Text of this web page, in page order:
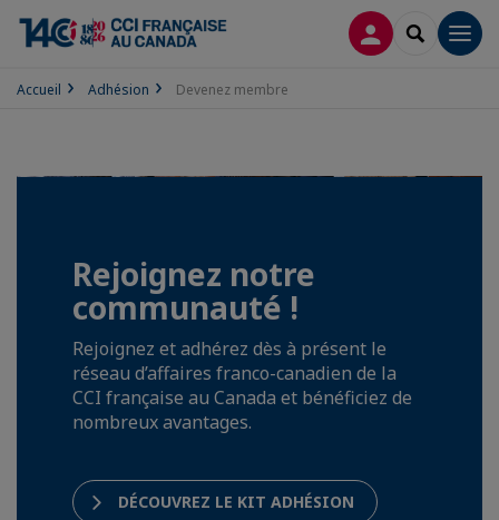
CONNEXION
Accueil Adhésion Devenez membre
Rejoignez notre
communauté !
Rejoignez et adhérez dès à présent le
réseau d’affaires franco-canadien de la
CCI française au Canada et bénéficiez de
nombreux avantages.
DÉCOUVREZ LE KIT ADHÉSION